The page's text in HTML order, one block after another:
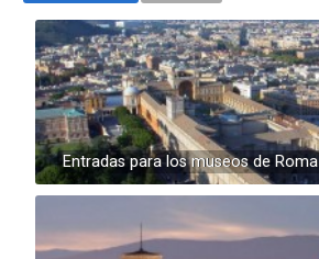
Entradas para los museos de Roma